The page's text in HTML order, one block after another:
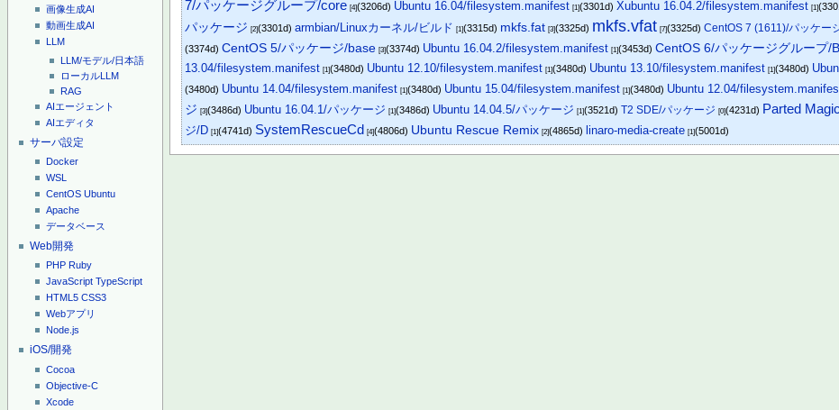
画像生成AI
動画生成AI
LLM
LLM/モデル/日本語
ローカルLLM
RAG
AIエージェント
AIエディタ
サーバ設定
Docker
WSL
CentOS Ubuntu
Apache
データベース
Web開発
PHP Ruby
JavaScript TypeScript
HTML5 CSS3
Webアプリ
Node.js
iOS/開発
Cocoa
Objective-C
Xcode
7/パッケージグループ/core [4](3206d) Ubuntu 16.04/filesystem.manifest [1](3301d) Xubuntu 16.04.2/filesystem.manifest [1]
パッケージ [2](3301d)armbian/Linuxカーネル/ビルド [1](3315d) mkfs.fat [3](3325d) mkfs.vfat [7](3325d)CentOS 7 (1611)/パッケー
(3374d)CentOS 5/パッケージ/base [3](3374d) Ubuntu 16.04.2/filesystem.manifest [1](3453d)CentOS 6/パッケージグループ/
13.04/filesystem.manifest [1](3480d) Ubuntu 12.10/filesystem.manifest [1](3480d) Ubuntu 13.10/filesystem.manifest [1](3480d)
(3480d) Ubuntu 14.04/filesystem.manifest [1](3480d) Ubuntu 15.04/filesystem.manifest [1](3480d) Ubuntu 12.04/
ジ [3](3486d) Ubuntu 16.04.1/パッケージ [1](3486d) Ubuntu 14.04.5/パッケージ [1](3521d)T2 SDE/パッケージ [0](4231d) Parted Magic
ジ/D [1](4741d) SystemRescueCd [4](4806d) Ubuntu Rescue Remix [2](4865d) linaro-media-create [1](5001d)